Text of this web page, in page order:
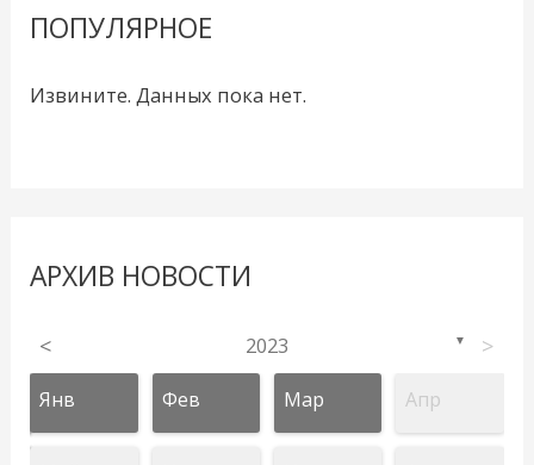
ПОПУЛЯРНОЕ
Извините. Данных пока нет.
АРХИВ НОВОСТИ
< 2023 ▼ >
Янв Фев Мар Апр